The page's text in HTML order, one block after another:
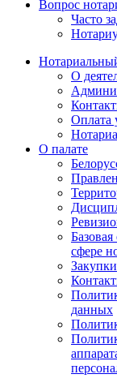
Вопрос
Часто
О
Оплата
О палате
сфере
Закупки
данных